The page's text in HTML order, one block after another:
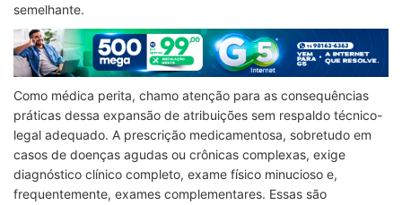
semelhante.
Como médica perita, chamo atenção para as consequências
práticas dessa expansão de atribuições sem respaldo técnico-
legal adequado. A prescrição medicamentosa, sobretudo em
casos de doenças agudas ou crônicas complexas, exige
diagnóstico clínico completo, exame físico minucioso e,
frequentemente, exames complementares. Essas são